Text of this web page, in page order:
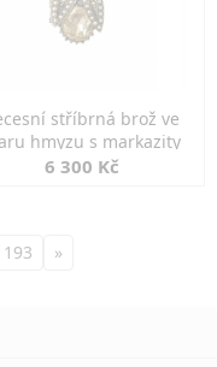
stříbrná brož ve
hmyzu s markazity
6 300 Kč
193 »